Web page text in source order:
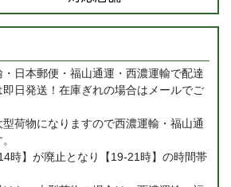
日本郵便・福山通運・西濃運輸で配達
日発送！在庫ぎれの場合はメールでご
荷物になりますので西濃運輸・福山通
時】が廃止となり【19-21時】の時間帯